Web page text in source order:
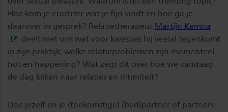
Hoe kom je erachter wat je fijn vindt en hoe ga je
daarover in gesprek? Relatietherapeut Martijn Kemna
deelt met ons wat voor kwesties hij veelal tegenkomt
in zijn praktijk; welke relatieproblemen zijn momenteel
hot en happening? Wat zegt dit over hoe we vandaag
de dag kijken naar relaties en intimiteit?
Doe jezelf en je (toekomstige) (bed)partner of partners